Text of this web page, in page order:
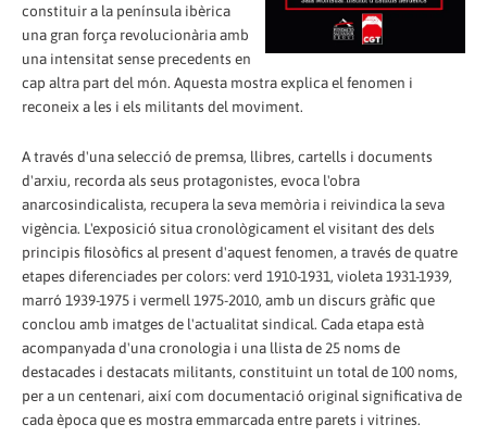
constituir a la península ibèrica
una gran força revolucionària amb
una intensitat sense precedents en
cap altra part del món. Aquesta mostra explica el fenomen i
reconeix a les i els militants del moviment.
A través d'una selecció de premsa, llibres, cartells i documents
d'arxiu, recorda als seus protagonistes, evoca l'obra
anarcosindicalista, recupera la seva memòria i reivindica la seva
vigència. L'exposició situa cronològicament el visitant des dels
principis filosòfics al present d'aquest fenomen, a través de quatre
etapes diferenciades per colors: verd 1910-1931, violeta 1931-1939,
marró 1939-1975 i vermell 1975-2010, amb un discurs gràfic que
conclou amb imatges de l'actualitat sindical. Cada etapa està
acompanyada d'una cronologia i una llista de 25 noms de
destacades i destacats militants, constituint un total de 100 noms,
per a un centenari, així com documentació original significativa de
cada època que es mostra emmarcada entre parets i vitrines.